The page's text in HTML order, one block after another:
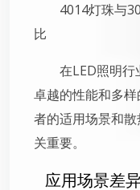
4014灯珠与
比
在LED照明
卓越的性能和多
者的适用场景和
关重要。
应用场景差